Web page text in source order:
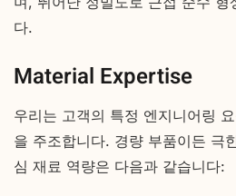
다.
Material Expertise
우리는 고객의 특정 엔지니어링
을 주조합니다. 경량 부품이든 극
심 재료 역량은 다음과 같습니다: